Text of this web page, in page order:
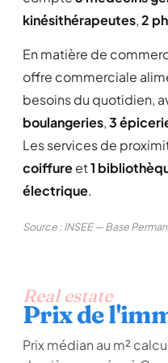
kinésithérapeutes,2
En matière de
offre commerciale
besoins du quotidien,
boulangeries,3
Les services de
coiffureet1
électrique.
Source : INSEE — Base
Real estate
Prix de
Prix médian au m²